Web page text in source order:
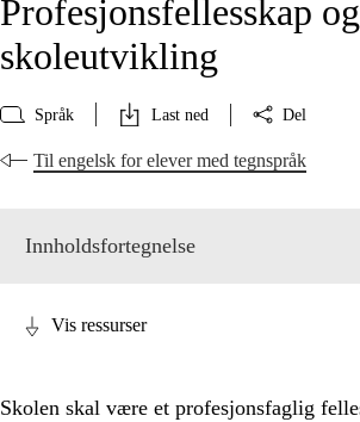
Profesjonsfellesskap og
skoleutvikling
Språk Last ned Del
Til engelsk for elever med tegnspråk
Innholdsfortegnelse
Vis ressurser
Skolen skal være et profesjonsfaglig